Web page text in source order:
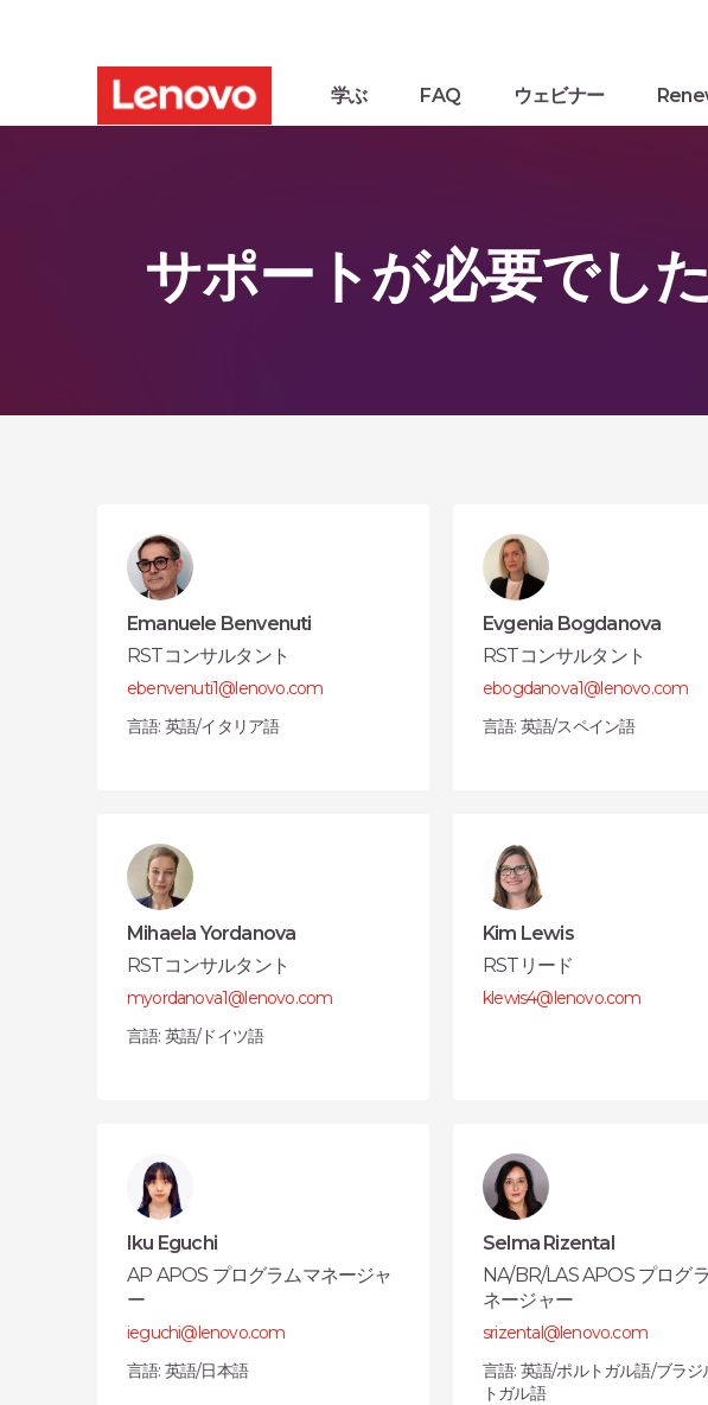
学ぶ FAQ ウェビナー
サポートが必要でし
Emanuele Benvenuti
RSTコンサルタント
ebenvenuti1@lenovo.com
言語: 英語/イタリア語
Evgenia Bogdanova
RSTコンサルタント
ebogdanova1@lenovo.com
言語: 英語/スペイン語
Mihaela Yordanova
RSTコンサルタント
myordanova1@lenovo.com
言語: 英語/ドイツ語
Kim Lewis
RSTリード
klewis4@lenovo.com
Iku Eguchi
AP APOS プログラムマネージャ
ー
ieguchi@lenovo.com
言語: 英語/日本語
Selma Rizental
NA/BR/LAS APOS プログ
ネージャー
srizental@lenovo.com
言語: 英語/ポルトガル語/ブラジ
トガル語